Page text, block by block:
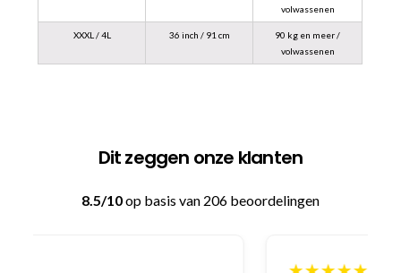
volwassenen
XXXL / 4L 36 inch / 91 cm
90 kg en meer /
volwassenen
Dit zeggen onze klanten
8.5/10op basis van 206 beoordelingen